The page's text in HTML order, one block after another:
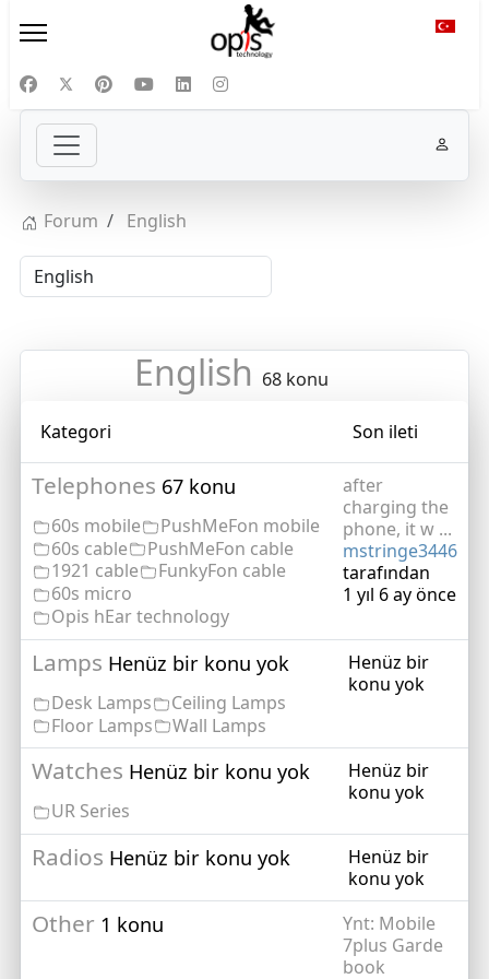
Forum English
English 68 konu
Kategori Son ileti
Telephones 67 konu
60s mobile
PushMeFon mobile
60s cable
PushMeFon cable
1921 cable
FunkyFon cable
60s micro
Opis hEar technology
after
charging the
phone, it w ...
mstringe3446
tarafından
1 yıl 6 ay önce
Lamps Henüz bir konu yok
Desk Lamps
Ceiling Lamps
Floor Lamps
Wall Lamps
Henüz bir
konu yok
Watches Henüz bir konu yok
UR Series
Henüz bir
konu yok
Radios Henüz bir konu yok
Henüz bir
konu yok
Other 1 konu
Ynt: Mobile
7plus Garde
book